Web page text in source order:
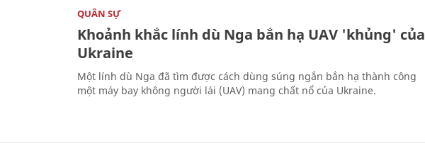
QUÂN SỰ
Khoảnh khắc lính dù Nga bắn hạ UAV 'khủng' của
Ukraine
Một lính dù Nga đã tìm được cách dùng súng ngắn bắn hạ thành công
một máy bay không người lái (UAV) mang chất nổ của Ukraine.